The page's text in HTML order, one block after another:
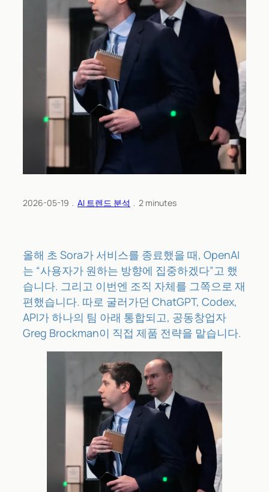
2026-05-19 ﹒ AI 트렌드 분석 ﹒ 2 minutes
올해 초 Sora가 서비스를 종료했을 때, OpenAI
는 “사용자가 원하는 방향에 집중하겠다”고 했
습니다. 그리고 이번엔 조직 자체를 그쪽으로 재
편했습니다. 따로 굴러가던 ChatGPT, Codex,
API가 하나의 팀 아래 통합되고, 공동창업자
Greg Brockman이 직접 제품 전략을 맡습니다.